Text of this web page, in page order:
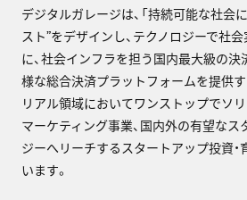
デジタルガレージは、「持続可能な社会
スト”をデザインし、テクノロジーで社
に、社会インフラを担う国内最大級の決
様な総合決済プラットフォームを提供す
リアル領域においてワンストップでソ
マーケティング事業、国内外の有望なス
ジーへリーチするスタートアップ投資
います。